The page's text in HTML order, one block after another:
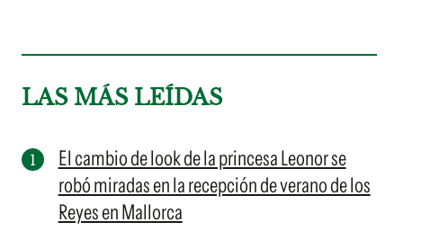
LAS MÁS LEÍDAS
El cambio de look de la princesa Leonor se
robó miradas en la recepción de verano de los
Reyes en Mallorca